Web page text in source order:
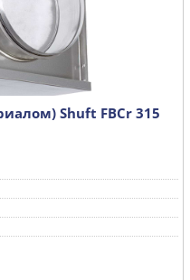
Shuft FBCr 315